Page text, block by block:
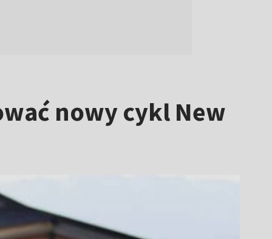
nowy cykl New